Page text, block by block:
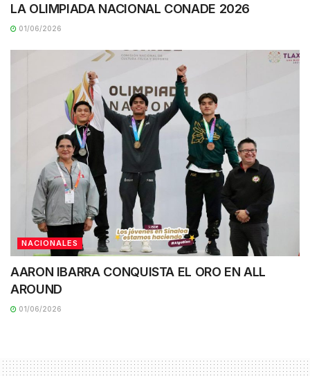
LA OLIMPIADA NACIONAL CONADE 2026
01/06/2026
NACIONALES
AARON IBARRA CONQUISTA EL ORO EN ALL
AROUND
01/06/2026